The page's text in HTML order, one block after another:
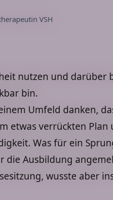
VSH
nutzen und darüber
bin.
Umfeld danken,
etwas verrückten
Was für ein
die Ausbildung
wusste aber